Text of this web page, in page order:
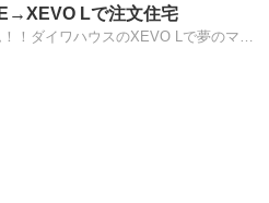
Lで注文住宅
XEVO Eで夢のマイホーム！！ダイワハウスのXEVO Lで夢のマイホームを建てることになりました。